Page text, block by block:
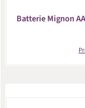
Batterie Mignon